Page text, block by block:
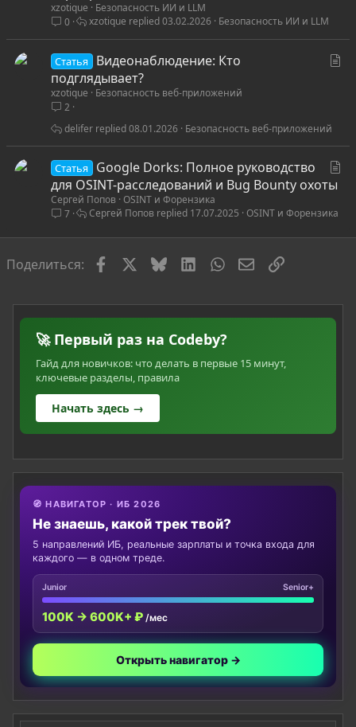
ь
xzotique
Безопасность ИИ и LLM
0
Безопасность ИИ и LLM
03.02.2026
xzotique
я
Статья
Видеонаблюдение: Кто
подглядывает?
xzotique
Безопасность веб-приложений
2
Безопасность веб-приложений
08.01.2026
delifer
ь
Статья
Google Dorks: Полное руководство
для OSINT-расследований и Bug Bounty охоты
Сергей Попов OSINT и Форензика
7
OSINT и Форензика
17.07.2025
Сергей Попов
Поделиться: FacebookBlueskyLinkedInWhatsAppЭлектронная
Ссылка
🚀 Первый раз на Codeby?
Гайд для новичков: что делать в первые 15 минут,
ключевые разделы, правила
Начать здесь →
🧭 НАВИГАТОР · ИБ 2026
Не знаешь, какой трек твой?
5 направлений ИБ, реальные зарплаты и точка входа для
каждого — в одном треде.
Junior Senior+
100K → 600K+ ₽ /мес
Открыть навигатор →